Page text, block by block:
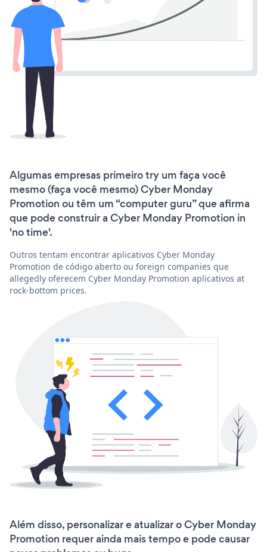
Algumas empresas primeiro try um faça você
mesmo (faça você mesmo) Cyber Monday
Promotion ou têm um “computer guru” que afirma
que pode construir a Cyber Monday Promotion in
'no time'.
Outros tentam encontrar aplicativos Cyber Monday
Promotion de código aberto ou foreign companies que
allegedly oferecem Cyber Monday Promotion aplicativos at
rock-bottom prices.
Além disso, personalizar e atualizar o Cyber Monday
Promotion requer ainda mais tempo e pode causar